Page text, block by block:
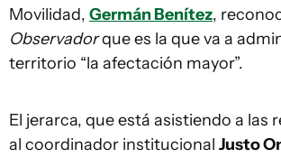
Movilidad, Germán Benítez,
Observadorque es la que va a
territorio “la afectación mayor”.
El jerarca, que está asistiendo a las
al coordinador institucional Justo